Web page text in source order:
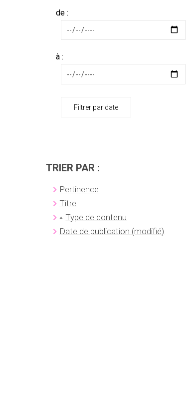
de :
à :
Filtrer par date
TRIER PAR :
Pertinence
Titre
Type de contenu
Date de publication (modifié)